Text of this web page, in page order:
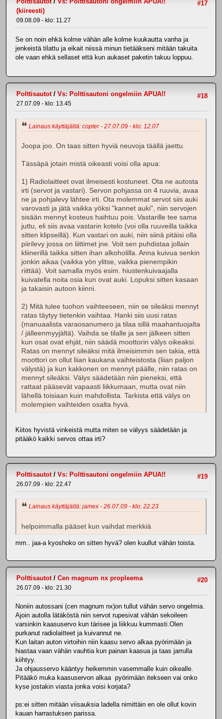
#17
(kiireesti)
09.08.09 - klo: 11.27
Se on noin ehkä kolme vähän alle kolme kuukautta vanha ja
jenkeistä tilattu ja eikait niissä minun tietääkseni mitään takuita
ole vaan ehkä sellaset että kun aukaset paketin takuu loppuu.
#18
Polttisautot/ Vs: Polttisautoni ongelmiin APUA!!
27.07.09 - klo: 13.45
Lainaus käyttäjältä: copter - 27.07.09 - klo: 12.07
Joopa joo. On taas sitten hyviä neuvoja täällä jaettu.
Tässäpä jotain mistä oikeasti voisi olla apua:
1) Radiolaitteet ovat ilmeisesti kostuneet. Ota ne autosta
irti (servot ja vastari). Servon pohjassa on 4 ruuvia, avaa
ne ja pohjalevy lähtee irti. Ota molemmat servot siis auki
varovasti ja jätä vaikka yöksi "kannet auki", niin servojen
sisään mennyt kosteus haihtuu pois. Vastarille tee sama
juttu, eli siis avaa vastarin kotelo (voi olla ruuveilla taikka
sitten klipseillä). Kun vastari on auki, niin siinä pitäisi olla
piirilevy jossa on liittimet jne. Voit sen puhdistaa jollain
kliinerillä taikka sitten ihan alkoholilla. Anna kuivua senkin
jonkin aikaa (vaikka yön ylitse, vaikka pienempikin
riittää). Voit samalla myös esim. hiustenkuivaajalla
kuivatella noita osia kun ovat auki. Lopuksi sitten kasaan
ja takaisin autoon kiinni.
2) Mitä tulee tuohon vaihteeseen, niin se sileäksi mennyt
ratas täytyy tietenkin vaihtaa. Hanki siis uusi ratas
(manuaalista varaosanumero ja tilaa sillä maahantuojalta
/ jälleenmyyjältä). Vaihda se tilalle ja sen jälkeen sitten
kun osat ovat ehjät, niin säädä moottorin välys oikeaksi.
Ratas on mennyt sileäksi mitä ilmeisimmin sen takia, että
moottori on ollut liian kaukana vaihteistosta (liian paljon
välystä) ja kun kakkonen on mennyt päälle, niin ratas on
mennyt sileäksi. Välys säädetään niin pieneksi, että
rattaat pääsevät vapaasti liikkumaan, mutta ovat niin
lähellä toisiaan kuin mahdollista. Tarkista että välys on
molempien vaihteiden osalta hyvä.
Kiitos hyvistä vinkeistä mutta miten se välyys säädetään ja
pitääkö kaikki servos ottaa irti?
#19
Polttisautot/ Vs: Polttisautoni ongelmiin APUA!!
26.07.09 - klo: 22.47
Lainaus käyttäjältä: jamex - 26.07.09 - klo: 22.23
helpoimmalla pääset kun vaihdat merkkiä
mm.. jaa-a kyoshoko on sitten hyvä? olen kuullut vähän toista.
#20
Polttisautot/ Cen magnum nx propleema
26.07.09 - klo: 21.30
Noniin autossani (cen magnum nx)on tullut vähän servo ongelmia.
Ajoin autolla lätäköstä niin servot rupesivat vähän sekoileen
varsinkin kaasuservo kun tärisee ja liikkuu kummasti.Olen
purkanut radiolaitteet ja kuivannut ne.
Kun laitan auton virtoihin niin kaasu servo alkaa pyörimään ja
hiastaa vaan vähän vauhtia kun painan kaasua ja taas jarrulla
kiihtyy.
Ja ohjausservo kääntyy heikemmin vasemmalle kuin oikealle.
Pitääkö muka kaasuservon alkaa pyörimään itekseen vai onko
kyse jostakin viasta jonka voisi korjata?
ps:ei sitten mitään viisauksia ladella nimittäin en ole ollut kovin
kauan harrastuksen parissa.